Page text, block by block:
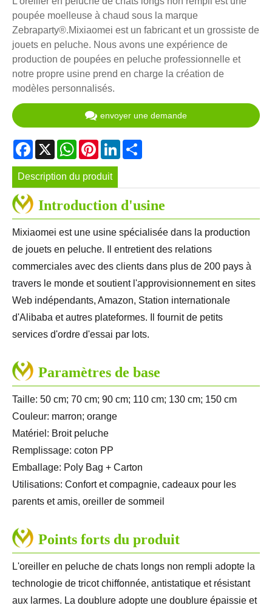
poupée moelleuse à chaud sous la marque
Zebraparty®.Mixiaomei est un fabricant et un grossiste de
jouets en peluche. Nous avons une expérience de
production de poupées en peluche professionnelle et
notre propre usine prend en charge la création de
modèles personnalisés.
envoyer une demande
Facebook
X WhatsApp
PinterestLinkedIn
Description du produit
Introduction d'usine
Mixiaomei est une usine spécialisée dans la production
de jouets en peluche. Il entretient des relations
commerciales avec des clients dans plus de 200 pays à
travers le monde et soutient l'approvisionnement en sites
Web indépendants, Amazon, Station internationale
d'Alibaba et autres plateformes. Il fournit de petits
services d'ordre d'essai par lots.
Paramètres de base
Taille: 50 cm; 70 cm; 90 cm; 110 cm; 130 cm; 150 cm
Couleur: marron; orange
Matériel: Broit peluche
Remplissage: coton PP
Emballage: Poly Bag + Carton
Utilisations: Confort et compagnie, cadeaux pour les
parents et amis, oreiller de sommeil
Points forts du produit
L'oreiller en peluche de chats longs non rempli adopte la
technologie de tricot chiffonnée, antistatique et résistant
aux larmes. La doublure adopte une doublure épaissie et